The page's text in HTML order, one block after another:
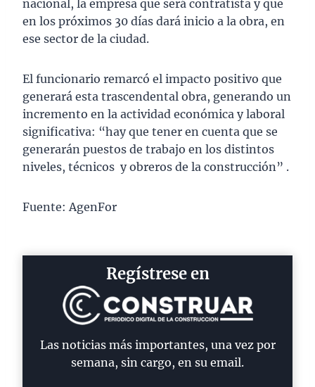
nacional, la empresa que será contratista y que
en los próximos 30 días dará inicio a la obra, en
ese sector de la ciudad.
El funcionario remarcó el impacto positivo que
generará esta trascendental obra, generando un
incremento en la actividad económica y laboral
significativa: “hay que tener en cuenta que se
generarán puestos de trabajo en los distintos
niveles, técnicos y obreros de la construcción” .
Fuente: AgenFor
Regístrese en
Las noticias más importantes, una vez por
semana, sin cargo, en su email.